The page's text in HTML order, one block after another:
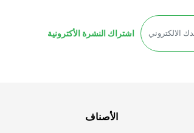
اشتراك النشرة الأكترونية
الأصناف